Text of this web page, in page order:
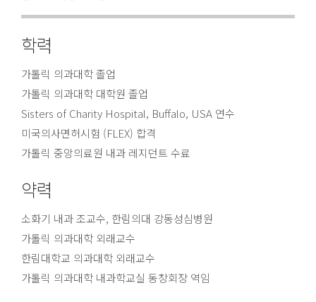
학력
가톨릭 의과대학 졸업
가톨릭 의과대학 대학원 졸업
Sisters of Charity Hospital, Buffalo, USA 연수
미국의사면허시험 (FLEX) 합격
가톨릭 중앙의료원 내과 레지던트 수료
약력
소화기 내과 조교수, 한림의대 강동성심병원
가톨릭 의과대학 외래교수
한림대학교 의과대학 외래교수
가톨릭 의과대학 내과학교실 동창회장 역임